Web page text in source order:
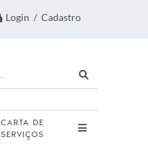
Login / Cadastro
CARTA DE
SERVIÇOS